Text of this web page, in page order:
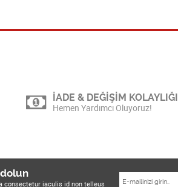
İADE & DEĞİŞİM KOLAYLIĞI
Hemen Yardımcı Oluyoruz!
consectetur iaculis id non telleus